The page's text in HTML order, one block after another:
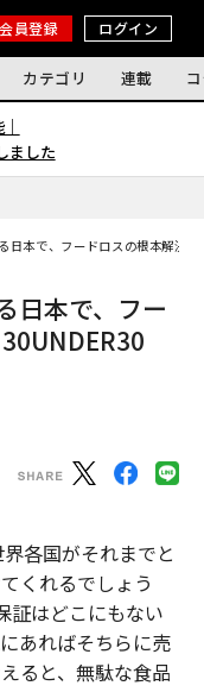
会員登録 ログイン
カテゴリ 連載
ました
日本で、フードロスの根本解決
日本で、フー
各国がそれまでと
くれるでしょう
証はどこにもない
あればそちらに売
ると、無駄な食品